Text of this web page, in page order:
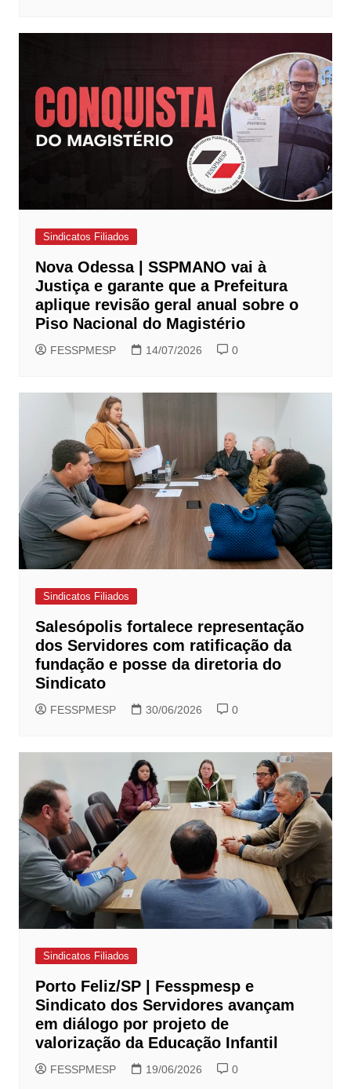
Sindicatos Filiados
Nova Odessa | SSPMANO vai à
Justiça e garante que a Prefeitura
aplique revisão geral anual sobre o
Piso Nacional do Magistério
FESSPMESP 14/07/2026 0
Sindicatos Filiados
Salesópolis fortalece representação
dos Servidores com ratificação da
fundação e posse da diretoria do
Sindicato
FESSPMESP 30/06/2026 0
Sindicatos Filiados
Porto Feliz/SP | Fesspmesp e
Sindicato dos Servidores avançam
em diálogo por projeto de
valorização da Educação Infantil
FESSPMESP 19/06/2026 0